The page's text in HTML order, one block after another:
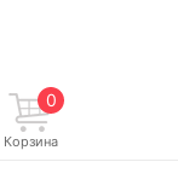
0
Корзина